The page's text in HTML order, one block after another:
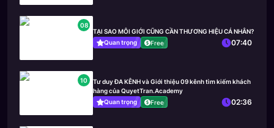
08
TẠI SAO MÔI GIỚI CŨNG CẦN THƯƠNG HIỆU CÁ NHÂN?
Quan trọng
Free 07:40
10
Tư duy ĐA KÊNH và Giới thiệu 09 kênh tìm kiếm khách
hàng của QuyetTran.Academy
Quan trọng
Free 02:36